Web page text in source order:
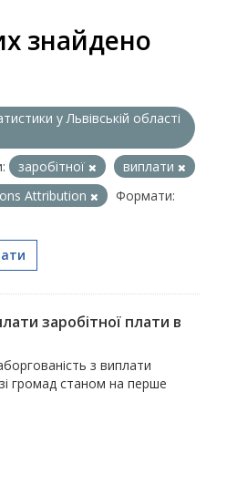
знайдено
у Львівській області
заробітної
виплати
Attribution
Формати:
заробітної плати в
з виплати
громад станом на перше